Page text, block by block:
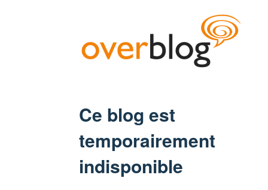
Ce blog est
temporairement
indisponible